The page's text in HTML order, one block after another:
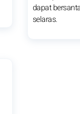
dapat
selaras.